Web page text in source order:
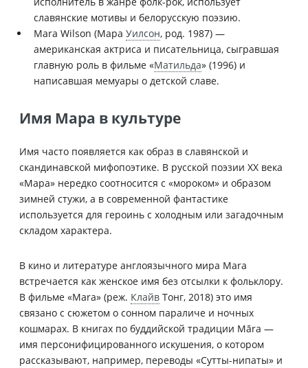
славянские мотивы и белорусскую поэзию.
Mara Wilson (Мара Уилсон, род. 1987) —
американская актриса и писательница, сыгравшая
главную роль в фильме «Матильда» (1996) и
написавшая мемуары о детской славе.
Имя Мара в культуре
Имя часто появляется как образ в славянской и
скандинавской мифопоэтике. В русской поэзии XX века
«Мара» нередко соотносится с «мороком» и образом
зимней стужи, а в современной фантастике
используется для героинь с холодным или загадочным
складом характера.
В кино и литературе англоязычного мира Mara
встречается как женское имя без отсылки к фольклору.
В фильме «Mara» (реж. Клайв Тонг, 2018) это имя
связано с сюжетом о сонном параличе и ночных
кошмарах. В книгах по буддийской традиции Māra —
имя персонифицированного искушения, о котором
рассказывают, например, переводы «Сутты-нипаты» и